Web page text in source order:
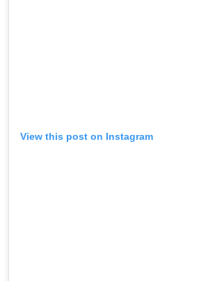
View this post on Instagram